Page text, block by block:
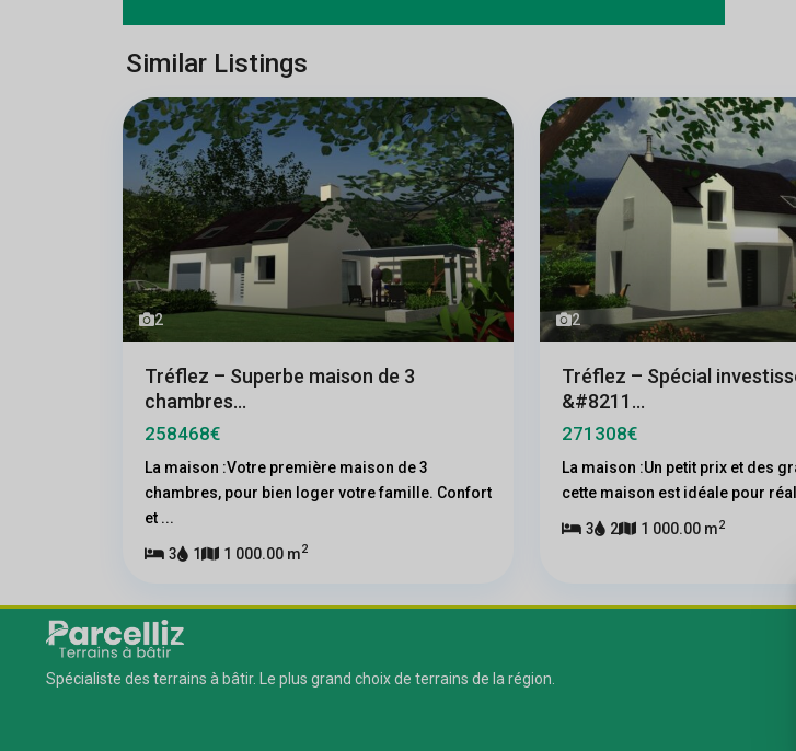
Similar Listings
2
Tréflez – Superbe maison de 3
chambres...
258468€
La maison :Votre première maison de 3
chambres, pour bien loger votre famille. Confort
et ...
3 1 1 000.00 m2
2
Tréflez – Spécial
&#8211...
271308€
La maison :Un petit prix et des
cette maison est idéale pour
3 2 1 000.00 m2
Spécialiste des terrains à bâtir. Le plus grand choix de terrains de la région.